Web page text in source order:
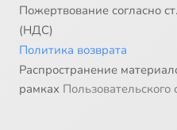
Пожертвование согласно
(НДС)
Политика возврата
Распространение
рамках Пользовательского